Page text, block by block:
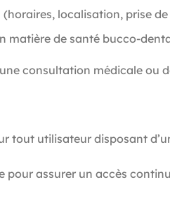
localisation, prise
matière de santé bucco-
consultation médicale ou
tout utilisateur disposant
assurer un accès